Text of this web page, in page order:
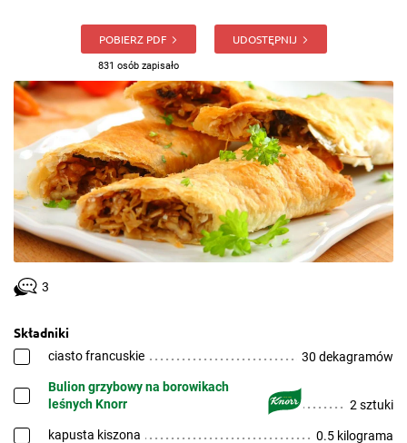
POBIERZ PDF
831 osób zapisało
UDOSTĘPNIJ
3
Składniki
ciasto francuskie 30 dekagramów
Bulion grzybowy na borowikach
leśnych Knorr
2 sztuki
kapusta kiszona 0.5 kilograma